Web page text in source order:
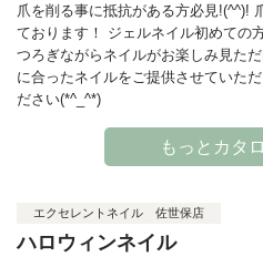
爪を削る事に抵抗がある方必見!(^^)!
ております！ ジェルネイル初めての
つろぎながらネイルがお楽しみ見た
に合ったネイルをご提供させていた
ださい(*^_^*)
もっとカタ
エクセレントネイル 佐世保店
ハロウィンネイル